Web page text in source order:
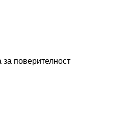
поверителност